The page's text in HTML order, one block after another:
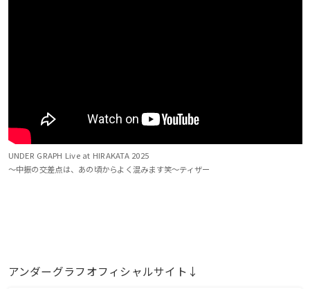
UNDER GRAPH Live at HIRAKATA 2025
～中振の交差点は、あの頃からよく混みます笑～ティザー
アンダーグラフオフィシャルサイト↓